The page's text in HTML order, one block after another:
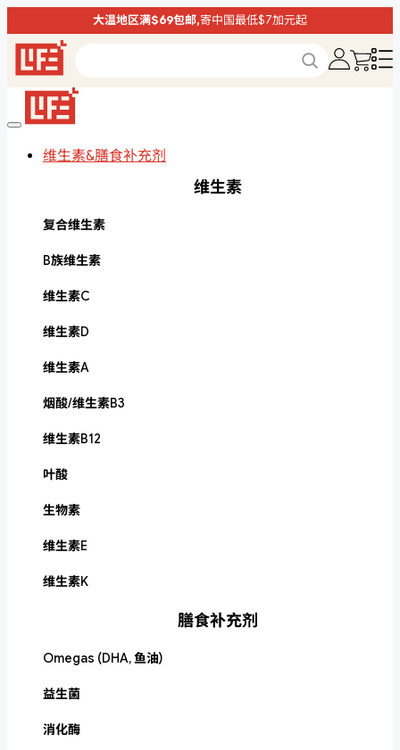
大温地区满$69包邮,寄中国最低$7加元起
维生素&膳食补充剂
维生素
复合维生素
B族维生素
维生素C
维生素D
维生素A
烟酸/维生素B3
维生素B12
叶酸
生物素
维生素E
维生素K
膳食补充剂
Omegas (DHA, 鱼油)
益生菌
消化酶